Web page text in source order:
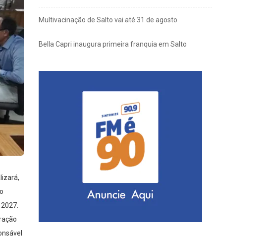
Multivacinação de Salto vai até 31 de agosto
Bella Capri inaugura primeira franquia em Salto